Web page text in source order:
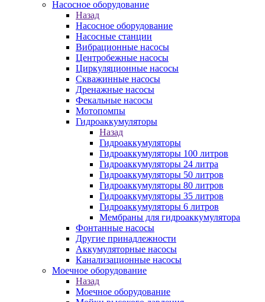
Насосное оборудование
Назад
Насосное оборудование
Насосные станции
Вибрационные насосы
Центробежные насосы
Циркуляционные насосы
Скважинные насосы
Дренажные насосы
Фекальные насосы
Мотопомпы
Гидроаккумуляторы
Назад
Гидроаккумуляторы
Гидроаккумуляторы 100 литров
Гидроаккумуляторы 24 литра
Гидроаккумуляторы 50 литров
Гидроаккумуляторы 80 литров
Гидроаккумуляторы 35 литров
Гидроаккумуляторы 6 литров
Мембраны для гидроаккумулятора
Фонтанные насосы
Другие принадлежности
Аккумуляторные насосы
Канализационные насосы
Моечное оборудование
Назад
Моечное оборудование